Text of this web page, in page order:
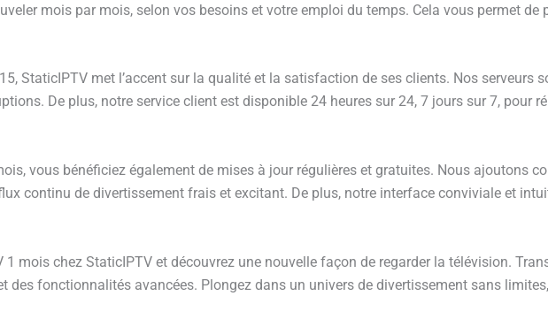
mois par mois, selon vos besoins et votre emploi du temps. Cela vous permet de
StaticIPTV met l’accent sur la qualité et la satisfaction de ses clients. Nos serveurs
De plus, notre service client est disponible 24 heures sur 24, 7 jours sur 7, pour
vous bénéficiez également de mises à jour régulières et gratuites. Nous ajoutons
continu de divertissement frais et excitant. De plus, notre interface conviviale et
mois chez StaticIPTV et découvrez une nouvelle façon de regarder la télévision.
des fonctionnalités avancées. Plongez dans un univers de divertissement sans